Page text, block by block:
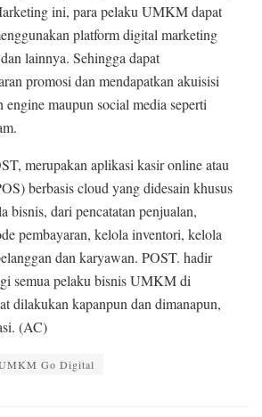
ini, para pelaku UMKM dapat
platform digital marketing
lainnya. Sehingga dapat
promosi dan mendapatkan akuisisi
engine maupun social media seperti
merupakan aplikasi kasir online atau
berbasis cloud yang didesain khusus
bisnis, dari pencatatan penjualan,
pembayaran, kelola inventori, kelola
dan karyawan. POST. hadir
semua pelaku bisnis UMKM di
dilakukan kapanpun dan dimanapun,
(AC)
Go Digital